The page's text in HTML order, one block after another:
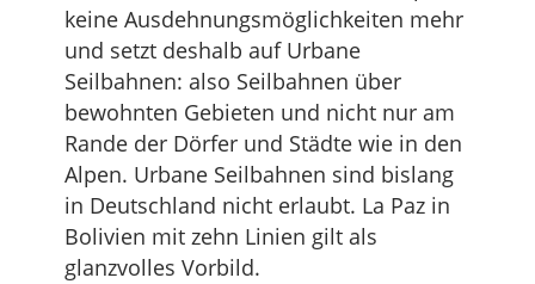
keine Ausdehnungsmöglichkeiten mehr
und setzt deshalb auf Urbane
Seilbahnen: also Seilbahnen über
bewohnten Gebieten und nicht nur am
Rande der Dörfer und Städte wie in den
Alpen. Urbane Seilbahnen sind bislang
in Deutschland nicht erlaubt. La Paz in
Bolivien mit zehn Linien gilt als
glanzvolles Vorbild.